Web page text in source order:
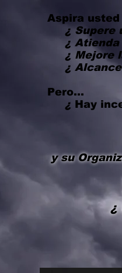
Aspira usted
¿ Supere
¿ Atienda
¿ Mejore
¿
Pero...
¿ Hay
y su
Está
Tiene
¿